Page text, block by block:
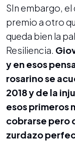
SIn embargo,
premio a otro
queda bien la
Resiliencia.
y en esos
rosarino se
2018 y de la
esos primeros
cobrarse pero
zurdazo